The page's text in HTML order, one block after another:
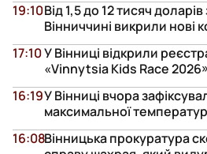
Від 1,5 до 12 тисяч
Вінниччині викрили нові
19:10
У Вінниці відкрили
«Vinnytsia Kids Race 2026»
17:10
У Вінниці вчора
максимальної
16:19
Вінницька прокуратура
16:08